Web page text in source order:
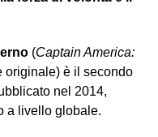
(Captain America:
è il secondo
nel 2014,
a livello globale.